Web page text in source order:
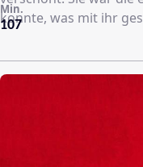
konnte, was mit ihr
107
Min.